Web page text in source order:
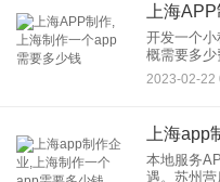
开发一个
概需要多少费用？ 想了解制作，
朋友，大多
骗了，小程
2023-02-22
本地服务
遇。苏州营